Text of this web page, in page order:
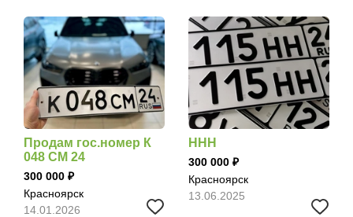
Продам гос.номер К
048 СМ 24
300 000
Красноярск
14.01.2026
ННН
300 000
Красноярск
13.06.2025